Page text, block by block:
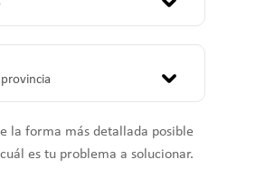
la forma más detallada posible
es tu problema a solucionar.